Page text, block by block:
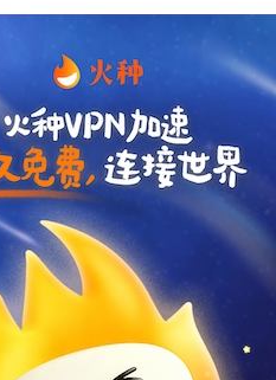
支持 [0] 反对[0]
支持[0] 反对